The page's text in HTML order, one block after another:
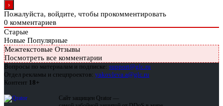
Пожалуйста, войдите, чтобы прокомментировать
0 комментариев
Старые
Новые Популярные
Межтекстовые Отзывы
Посмотреть все комментарии
Вопросы по материалам и подписке: support@glc.ru
Отдел рекламы и спецпроектов: yakovleva.a@glc.ru
Контент 18+
Сайт защищен Qrator —